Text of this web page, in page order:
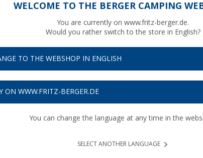
1500 W 4 teilig inklusive
WELCOME TO THE BERGER CAMPING
You are currently on www.fritz-berger.de.
Would you rather switch to the store in English?
TO THE WEBSHOP IN ENGLISH
ON WWW.FRITZ-BERGER.DE
You can change the language at any time in the
SELECT ANOTHER LANGUAGE